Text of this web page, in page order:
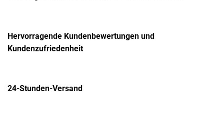
Hervorragende Kundenbewertungen und
Kundenzufriedenheit
24-Stunden-Versand